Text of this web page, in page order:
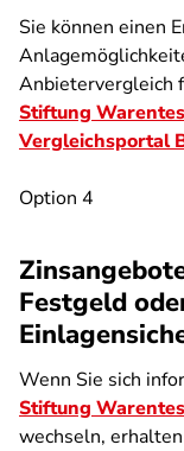
Sie können einen
Anbietervergleich
Stiftung
Vergleichsportal
Option 4
Festgeld
Wenn Sie sich
Stiftung
wechseln,